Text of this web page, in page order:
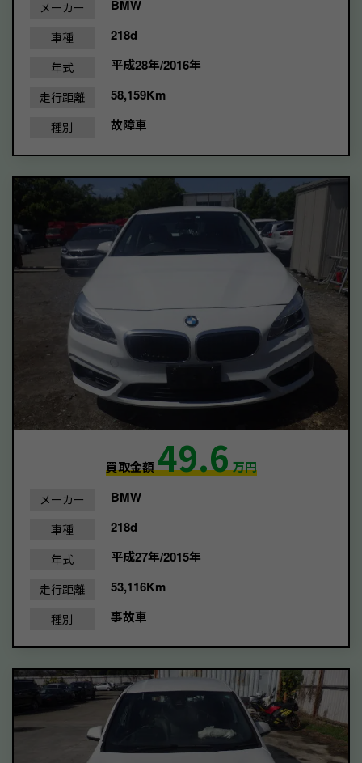
メーカー BMW
車種 218d
年式 平成28年/2016年
走行距離 58,159Km
種別 故障車
買取金額49.6万円
メーカー BMW
車種 218d
年式 平成27年/2015年
走行距離 53,116Km
種別 事故車